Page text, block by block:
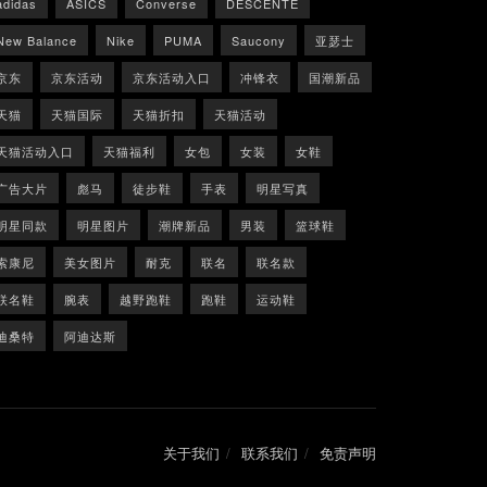
Balance Nike PUMA Saucony 亚瑟士
东 京东活动 京东活动入口 冲锋衣 国潮新品
猫 天猫国际 天猫折扣 天猫活动
猫活动入口 天猫福利 女包 女装 女鞋
告大片 彪马 徒步鞋 手表 明星写真
星同款 明星图片 潮牌新品 男装 篮球鞋
康尼 美女图片 耐克 联名 联名款
名鞋 腕表 越野跑鞋 跑鞋 运动鞋
桑特 阿迪达斯
关于我们 联系我们 免责声明